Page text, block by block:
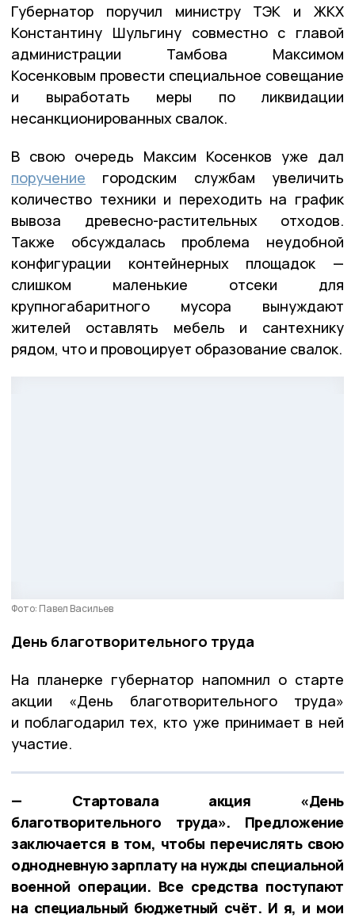
Губернатор поручил министру ТЭК и ЖКХ
Константину Шульгину совместно с главой
администрации Тамбова Максимом
Косенковым провести специальное совещание
и выработать меры по ликвидации
несанкционированных свалок.
В свою очередь Максим Косенков уже дал
поручение городским службам увеличить
количество техники и переходить на график
вывоза древесно-растительных отходов.
Также обсуждалась проблема неудобной
конфигурации контейнерных площадок —
слишком маленькие отсеки для
крупногабаритного мусора вынуждают
жителей оставлять мебель и сантехнику
рядом, что и провоцирует образование свалок.
Фото: Павел Васильев
День благотворительного труда
На планерке губернатор напомнил о старте
акции «День благотворительного труда»
и поблагодарил тех, кто уже принимает в ней
участие.
— Стартовала акция «День
благотворительного труда». Предложение
заключается в том, чтобы перечислять свою
однодневную зарплату на нужды специальной
военной операции. Все средства поступают
на специальный бюджетный счёт. И я, и мои